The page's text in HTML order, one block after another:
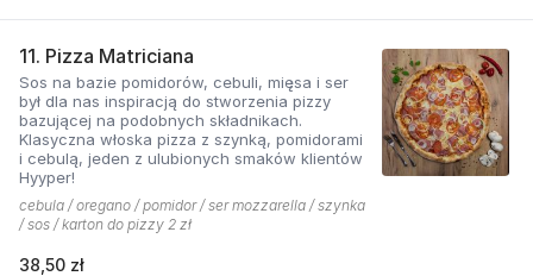
11. Pizza Matriciana
Sos na bazie pomidorów, cebuli, mięsa i ser
był dla nas inspiracją do stworzenia pizzy
bazującej na podobnych składnikach.
Klasyczna włoska pizza z szynką, pomidorami
i cebulą, jeden z ulubionych smaków klientów
Hyyper!
cebula / oregano / pomidor / ser mozzarella / szynka
/ sos / karton do pizzy 2 zł
38,50 zł